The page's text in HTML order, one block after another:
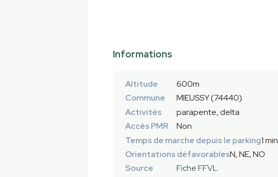
Informations
Altitude
600m
Commune
MIEUSSY (74440)
Activités
parapente, delta
Accès PMR
Non
Temps de marche depuis le parking1 min
Orientations défavorablesN, NE, NO
Source
Fiche FFVL